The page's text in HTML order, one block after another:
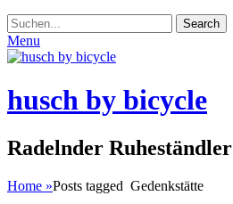
Search
Search
for:
Menu
husch by bicycle
Radelnder Ruheständler
Home »Posts tagged Gedenkstätte